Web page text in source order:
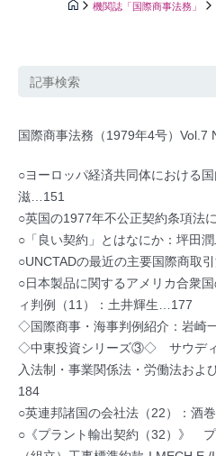
機関誌「国際商事法務」
国際商事法務（1979年4号）Vol.7
○ヨーロッパ経済共同体における
滋…151
○英国の1977年不公正契約条項
○「良い契約」とはなにか：坪田
○UNCTADの最近の主要国際商
○日本製品に関するアメリカ合衆
ィ判例（11）：土井輝生…177
◇国際商事・海事判例紹介：岩崎
◇中東投資シリーズ③◇ サウディ
入法制・事業関係法・労働法およ
184
○英連邦諸国の会社法（22）：酒
○《プラント輸出契約（32）》